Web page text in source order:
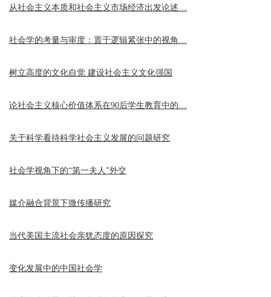
从社会主义本质和社会主义市场经济出发论述…
社会学的考量与审度：置于逻辑紧张中的视角…
树立高度的文化自觉 建设社会主义文化强国
论社会主义核心价值体系在90后学生教育中的…
关于科学看待科学社会主义发展的问题研究
社会学视角下的“第一夫人”外交
媒介融合背景下微传播研究
当代美国主流社会亲犹态度的原因探究
变化发展中的中国社会学